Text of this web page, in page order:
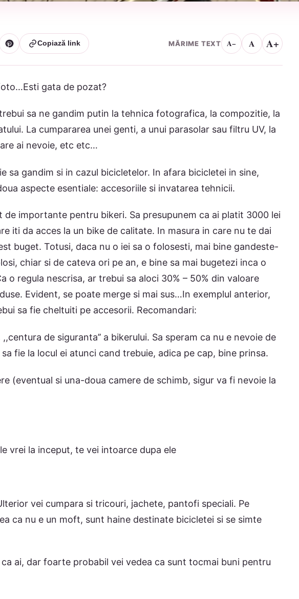
Copiază link MĂRIME TEXT A− A A+
gata de pozat?
sa ne gandim putin la tehnica fotografica, la compozitie, la
La cumpararea unei genti, a unui parasolar sau filtru UV, la
ai nevoie, etc etc…
sa gandim si in cazul bicicletelor. In afara bicicletei in sine,
aspecte esentiale: accesoriile si invatarea tehnicii.
de importante pentru bikeri. Sa presupunem ca ai platit 3000 lei
iti da acces la un bike de calitate. In masura in care nu te dai
buget. Totusi, daca nu o iei sa o folosesti, mai bine gandeste-
chiar si de cateva ori pe an, e bine sa mai bugetezi inca o
o regula nescrisa, ar trebui sa aloci 30% – 50% din valoare
Evident, se poate merge si mai sus…In exemplul anterior,
sa fie cheltuiti pe accesorii. Recomandari:
de siguranta’’ a bikerului. Sa speram ca nu e nevoie de
fie la locul ei atunci cand trebuie, adica pe cap, bine prinsa.
(eventual si una-doua camere de schimb, sigur va fi nevoie la
vrei la inceput, te vei intoarce dupa ele
vei cumpara si tricouri, jachete, pantofi speciali. Pe
ca nu e un moft, sunt haine destinate bicicletei si se simte
ai, dar foarte probabil vei vedea ca sunt tocmai buni pentru